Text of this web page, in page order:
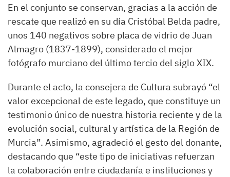
En el conjunto se conservan, gracias a la acción de
rescate que realizó en su día Cristóbal Belda padre,
unos 140 negativos sobre placa de vidrio de Juan
Almagro (1837-1899), considerado el mejor
fotógrafo murciano del último tercio del siglo XIX.
Durante el acto, la consejera de Cultura subrayó “el
valor excepcional de este legado, que constituye un
testimonio único de nuestra historia reciente y de la
evolución social, cultural y artística de la Región de
Murcia”. Asimismo, agradeció el gesto del donante,
destacando que “este tipo de iniciativas refuerzan
la colaboración entre ciudadanía e instituciones y